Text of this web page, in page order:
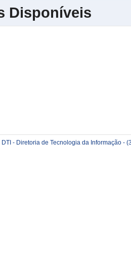
Disponíveis
DTI - Diretoria de Tecnologia da Informação